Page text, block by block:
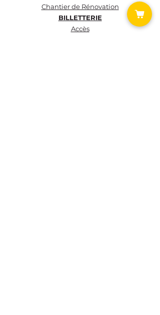
Chantier de Rénovation
BILLETTERIE
Accès